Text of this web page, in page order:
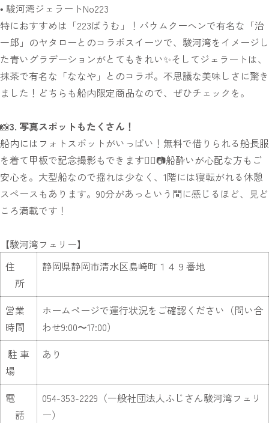
• 駿河湾ジェラートNo223
特におすすめは「223ばうむ」！バウムクーヘンで有名な「治
一郎」のヤタローとのコラボスイーツで、駿河湾をイメージし
た青いグラデーションがとてもきれい✨そしてジェラートは、
抹茶で有名な「ななや」とのコラボ。不思議な美味しさに驚き
ました！どちらも船内限定商品なので、ぜひチェックを。
📸3. 写真スポットもたくさん！
船内にはフォトスポットがいっぱい！無料で借りられる船長服
を着て甲板で記念撮影もできます👨‍✈️📷船酔いが心配な方もご
安心を。大型船なので揺れは少なく、1階には寝転がれる休憩
スペースもあります。90分があっという間に感じるほど、見ど
ころ満載です！
【駿河湾フェリー】
住
所
静岡県静岡市清水区島崎町１４９番地
営業
時間
ホームページで運行状況をご確認ください（問い合
わせ9:00〜17:00）
駐 車
場
あり
電
話
054-353-2229（一般社団法人ふじさん駿河湾フェリ
ー）